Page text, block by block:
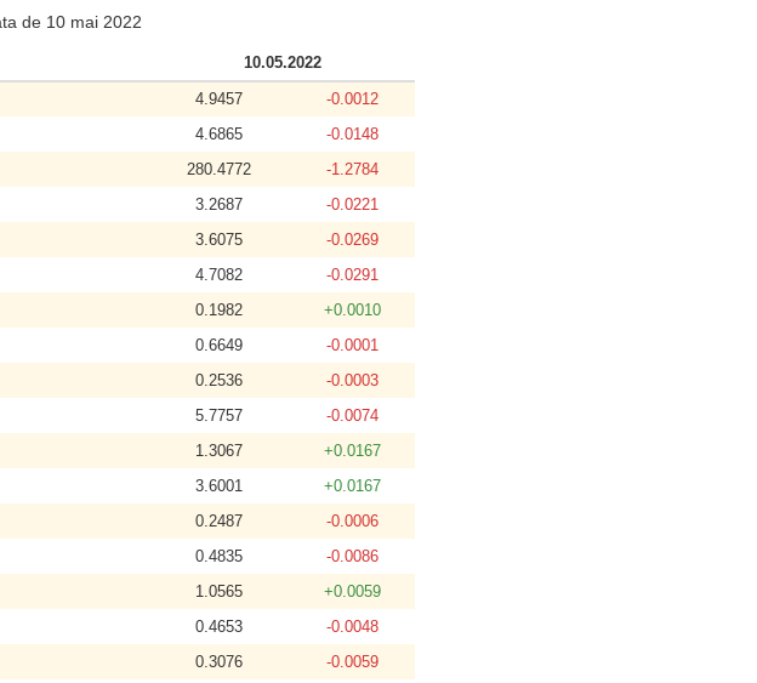
de 10 mai 2022
10.05.2022
4.9457
-0.0012
4.6865
-0.0148
280.4772
-1.2784
3.2687
-0.0221
3.6075
-0.0269
4.7082
-0.0291
0.1982
+0.0010
0.6649
-0.0001
0.2536
-0.0003
5.7757
-0.0074
1.3067
+0.0167
3.6001
+0.0167
0.2487
-0.0006
0.4835
-0.0086
1.0565
+0.0059
0.4653
-0.0048
0.3076
-0.0059